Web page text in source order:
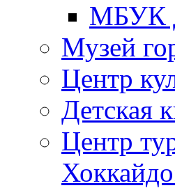
МБУК
Музей
Центр
Детская
Центр